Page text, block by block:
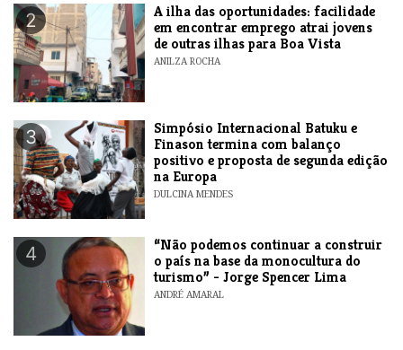
2
A ilha das oportunidades: facilidade
em encontrar emprego atrai jovens
de outras ilhas para Boa Vista
ANILZA ROCHA
3
Simpósio Internacional Batuku e
Finason termina com balanço
positivo e proposta de segunda edição
na Europa
DULCINA MENDES
4
“Não podemos continuar a construir
o país na base da monocultura do
turismo” - Jorge Spencer Lima
ANDRÉ AMARAL